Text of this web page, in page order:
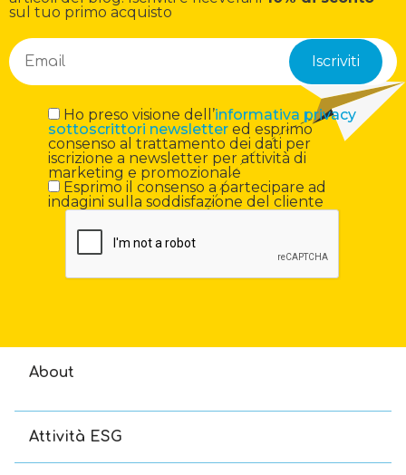
sul tuo primo acquisto
Ho preso visione dell’informativa privacy
sottoscrittori newslettered esprimo
consenso al trattamento dei dati per
iscrizione a newsletter per attività di
marketing e promozionale
Esprimo il consenso a partecipare ad
indagini sulla soddisfazione del cliente
About
Attività ESG